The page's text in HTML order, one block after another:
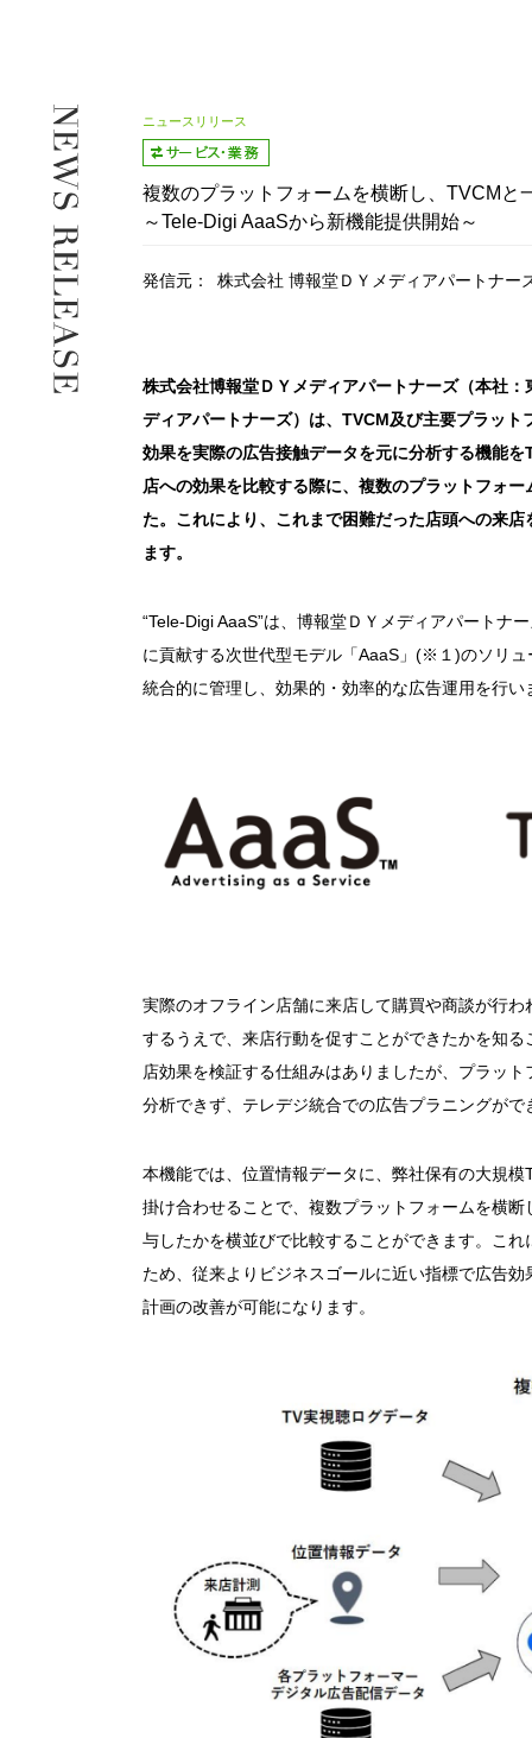
ニュースリリース
複数のプラットフォームを横断し、TVCMと
～Tele-Digi AaaSから新機能提供開始～
発信元： 株式会社 博報堂ＤＹメディアパートナー
株式会社博報堂ＤＹメディアパートナーズ（本社
ディアパートナーズ）は、TVCM及び主要プラッ
効果を実際の広告接触データを元に分析する機能
店への効果を比較する際に、複数のプラットフォ
た。これにより、これまで困難だった店頭への来
ます。
“Tele-Digi AaaS”は、博報堂ＤＹメディアパートナ
に貢献する次世代型モデル「AaaS」(※１)のソリ
統合的に管理し、効果的・効率的な広告運用を行い
実際のオフライン店舗に来店して購買や商談が行
するうえで、来店行動を促すことができたかを知
店効果を検証する仕組みはありましたが、プラッ
分析できず、テレデジ統合での広告プラニングが
本機能では、位置情報データに、弊社保有の大規
掛け合わせることで、複数プラットフォームを横
与したかを横並びで比較することができます。こ
ため、従来よりビジネスゴールに近い指標で広告
計画の改善が可能になります。